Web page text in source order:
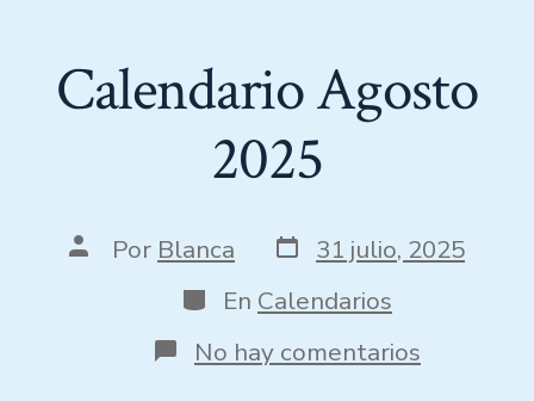
Calendario Agosto
2025
Por Blanca
31 julio, 2025
En Calendarios
No hay comentarios